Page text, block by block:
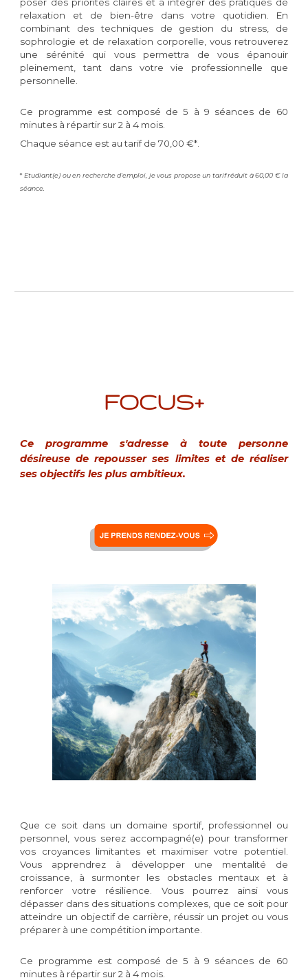
relaxation et de bien-être dans votre quotidien. En
combinant des techniques de gestion du stress, de
sophrologie et de relaxation corporelle, vous retrouverez
une sérénité qui vous permettra de vous épanouir
pleinement, tant dans votre vie professionnelle que
personnelle.
Ce programme est composé de 5 à 9 séances de 60
minutes à répartir sur 2 à 4 mois.
Chaque séance est au tarif de 70,00 €*.
* Etudiant(e) ou en recherche d'emploi, je vous propose un tarif réduit à 60,00 € la
séance.
FOCUS+
Ce programme s'adresse à toute personne
désireuse de repousser ses limites et de réaliser
ses objectifs les plus ambitieux.
Que ce soit dans un domaine sportif, professionnel ou
personnel, vous serez accompagné(e) pour transformer
vos croyances limitantes et maximiser votre potentiel.
Vous apprendrez à développer une mentalité de
croissance, à surmonter les obstacles mentaux et à
renforcer votre résilience. Vous pourrez ainsi vous
dépasser dans des situations complexes, que ce soit pour
atteindre un objectif de carrière, réussir un projet ou vous
préparer à une compétition importante.
Ce programme est composé de 5 à 9 séances de 60
minutes à répartir sur 2 à 4 mois.